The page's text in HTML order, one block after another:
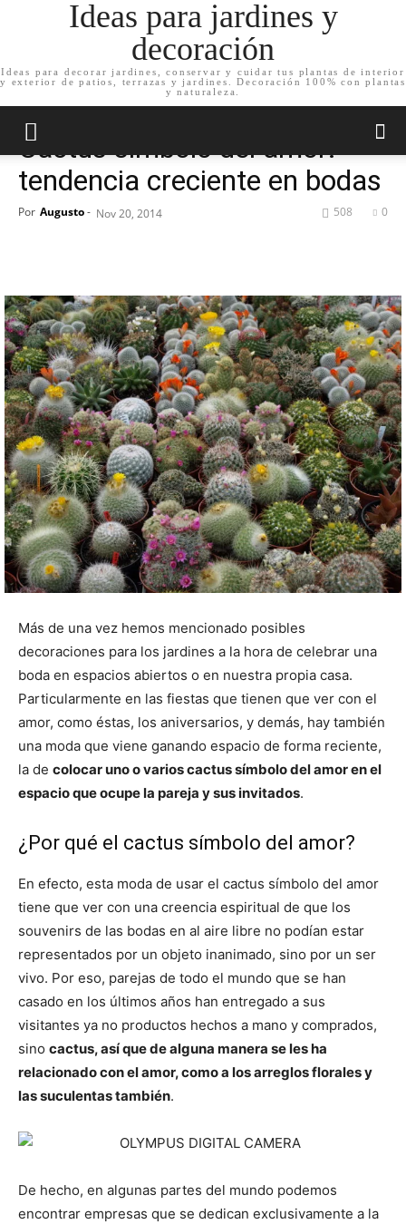
Ideas para jardines y
decoración
Ideas para decorar jardines, conservar y cuidar tus plantas de interior
y exterior de patios, terrazas y jardines. Decoración 100% con plantas
y naturaleza.
Inicio Decoración de jardín Complementos de jardín
Cactus símbolo del amor:
tendencia creciente en bodas
Por Augusto- Nov 20, 2014 0
508
Más de una vez hemos mencionado posibles
decoraciones para los jardines a la hora de celebrar una
boda en espacios abiertos o en nuestra propia casa.
Particularmente en las fiestas que tienen que ver con el
amor, como éstas, los aniversarios, y demás, hay también
una moda que viene ganando espacio de forma reciente,
la de colocar uno o varios cactus símbolo del amor en el
espacio que ocupe la pareja y sus invitados.
¿Por qué el cactus símbolo del amor?
En efecto, esta moda de usar el cactus símbolo del amor
tiene que ver con una creencia espiritual de que los
souvenirs de las bodas en al aire libre no podían estar
representados por un objeto inanimado, sino por un ser
vivo. Por eso, parejas de todo el mundo que se han
casado en los últimos años han entregado a sus
visitantes ya no productos hechos a mano y comprados,
sino cactus, así que de alguna manera se les ha
relacionado con el amor, como a los arreglos florales y
las suculentas también.
De hecho, en algunas partes del mundo podemos
encontrar empresas que se dedican exclusivamente a la